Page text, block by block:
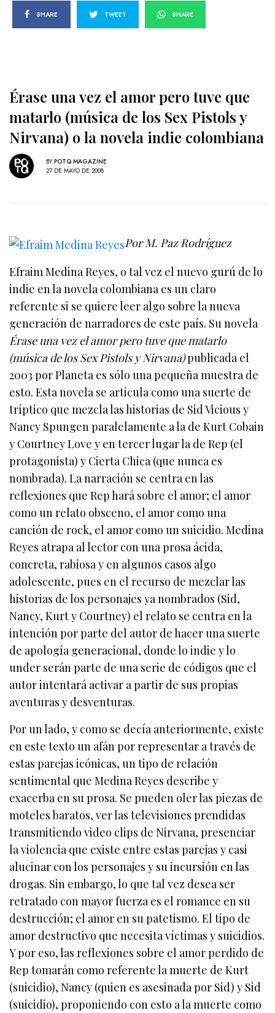
SHARE TWEET SHARE
Érase una vez el amor pero tuve que
matarlo (música de los Sex Pistols y
Nirvana) o la novela indie colombiana
BY POTQ MAGAZINE
27 DE MAYO DE 2008
Por M. Paz Rodríguez
Efraim Medina Reyes, o tal vez el nuevo gurú de lo
indie en la novela colombiana es un claro
referente si se quiere leer algo sobre la nueva
generación de narradores de este país. Su novela
Érase una vez el amor pero tuve que matarlo
(música de los Sex Pistols y Nirvana)publicada el
2003 por Planeta es sólo una pequeña muestra de
esto. Esta novela se articula como una suerte de
tríptico que mezcla las historias de Sid Vicious y
Nancy Spungen paralelamente a la de Kurt Cobain
y Courtney Love y en tercer lugar la de Rep (el
protagonista) y Cierta Chica (que nunca es
nombrada). La narración se centra en las
reflexiones que Rep hará sobre el amor; el amor
como un relato obsceno, el amor como una
canción de rock, el amor como un suicidio. Medina
Reyes atrapa al lector con una prosa ácida,
concreta, rabiosa y en algunos casos algo
adolescente, pues en el recurso de mezclar las
historias de los personajes ya nombrados (Sid,
Nancy, Kurt y Courtney) el relato se centra en la
intención por parte del autor de hacer una suerte
de apología generacional, donde lo indie y lo
under serán parte de una serie de códigos que el
autor intentará activar a partir de sus propias
aventuras y desventuras.
Por un lado, y como se decía anteriormente, existe
en este texto un afán por representar a través de
estas parejas icónicas, un tipo de relación
sentimental que Medina Reyes describe y
exacerba en su prosa. Se pueden oler las piezas de
moteles baratos, ver las televisiones prendidas
transmitiendo video clips de Nirvana, presenciar
la violencia que existe entre estas parejas y casi
alucinar con los personajes y su incursión en las
drogas. Sin embargo, lo que tal vez desea ser
retratado con mayor fuerza es el romance en su
destrucción; el amor en su patetismo. El tipo de
amor destructivo que necesita víctimas y suicidios.
Y por eso, las reflexiones sobre el amor perdido de
Rep tomarán como referente la muerte de Kurt
(suicidio), Nancy (quien es asesinada por Sid) y Sid
(suicidio), proponiendo con esto a la muerte como